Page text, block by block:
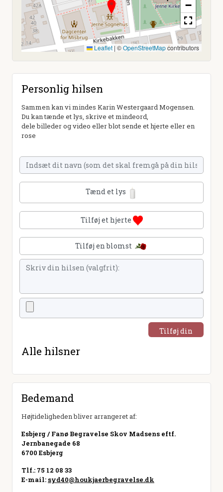
−
Leaflet | ©OpenStreetMapcontributors
Personlig hilsen
Sammen kan vi mindes Karin Westergaard Mogensen.
Du kan tænde et lys, skrive et mindeord,
dele billeder og video eller blot sende et hjerte eller en
rose
Tænd et lys
Tilføj et hjerte
Tilføj en blomst
Tilføj din
Alle hilsner
Bedemand
Højtideligheden bliver arrangeret af:
Esbjerg / Fanø Begravelse Skov Madsens eftf.
Jernbanegade 68
6700 Esbjerg
Tlf.: 75 12 08 33
E-mail: syd40@houkjaerbegravelse.dk